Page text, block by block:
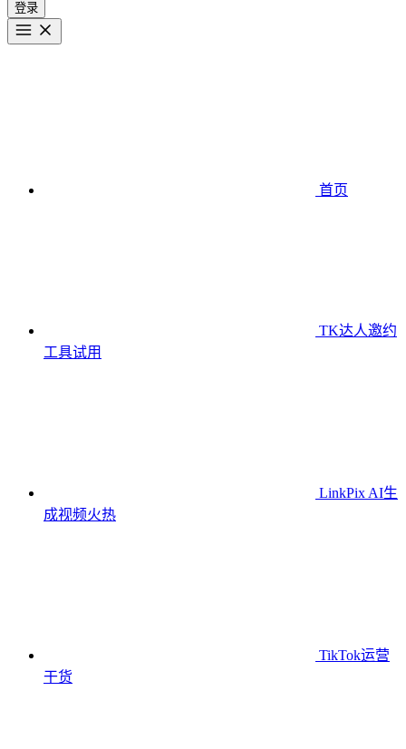
登录
首页
TK达人邀约
工具试用
LinkPix AI生
成视频火热
TikTok运营
干货